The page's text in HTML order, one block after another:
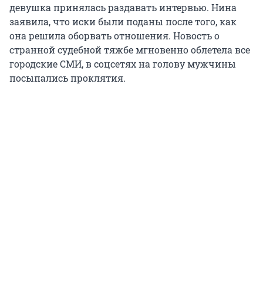
девушка принялась раздавать интервью. Нина
заявила, что иски были поданы после того, как
она решила оборвать отношения. Новость о
странной судебной тяжбе мгновенно облетела все
городские СМИ, в соцсетях на голову мужчины
посыпались проклятия.